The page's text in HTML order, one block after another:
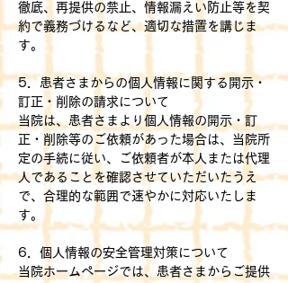
徹底、再提供の禁止、情報漏えい防止等を契
約で義務づけるなど、適切な措置を講じま
す。
5．患者さまからの個人情報に関する開示・
訂正・削除の請求について
当院は、患者さまより個人情報の開示・訂
正・削除等のご依頼があった場合は、当院所
定の手続に従い、ご依頼者が本人または代理
人であることを確認させていただいたうえ
で、合理的な範囲で速やかに対応いたしま
す。
6．個人情報の安全管理対策について
当院ホームページでは、患者さまからご提供